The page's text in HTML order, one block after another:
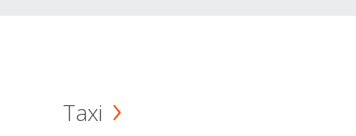
Taxi